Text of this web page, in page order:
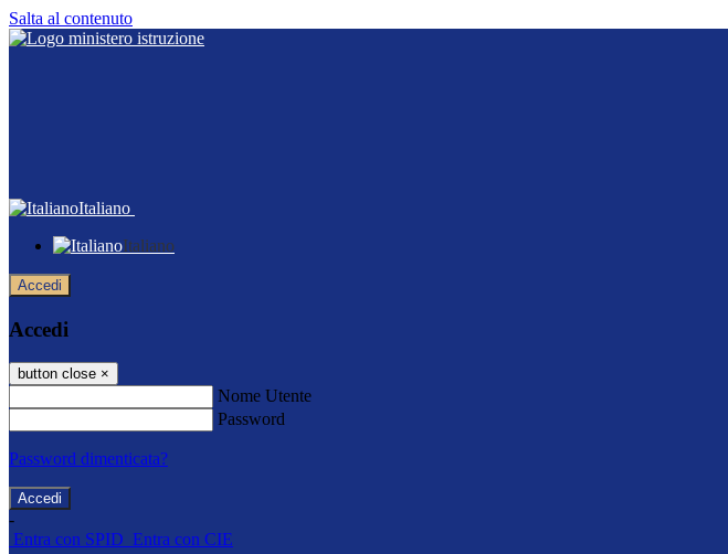
Salta al contenuto
Italiano
Italiano
Accedi
Accedi
button close ×
Nome Utente
Password
Password dimenticata?
-
Entra con SPID Entra con CIE